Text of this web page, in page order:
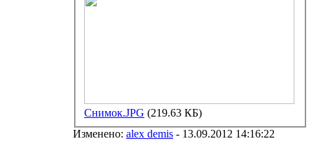
Снимок.JPG (219.63 КБ)
Изменено: alex demis - 13.09.2012 14:16:22